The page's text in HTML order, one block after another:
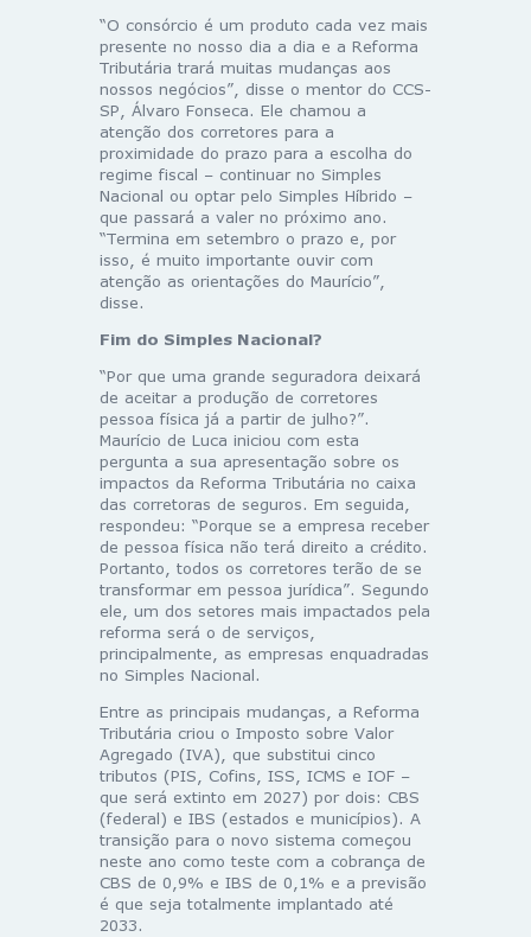
“O consórcio é um produto cada vez mais
presente no nosso dia a dia e a Reforma
Tributária trará muitas mudanças aos
nossos negócios”, disse o mentor do CCS-
SP, Álvaro Fonseca. Ele chamou a
atenção dos corretores para a
proximidade do prazo para a escolha do
regime fiscal – continuar no Simples
Nacional ou optar pelo Simples Híbrido –
que passará a valer no próximo ano.
“Termina em setembro o prazo e, por
isso, é muito importante ouvir com
atenção as orientações do Maurício”,
disse.
Fim do Simples Nacional?
“Por que uma grande seguradora deixará
de aceitar a produção de corretores
pessoa física já a partir de julho?”.
Maurício de Luca iniciou com esta
pergunta a sua apresentação sobre os
impactos da Reforma Tributária no caixa
das corretoras de seguros. Em seguida,
respondeu: “Porque se a empresa receber
de pessoa física não terá direito a crédito.
Portanto, todos os corretores terão de se
transformar em pessoa jurídica”. Segundo
ele, um dos setores mais impactados pela
reforma será o de serviços,
principalmente, as empresas enquadradas
no Simples Nacional.
Entre as principais mudanças, a Reforma
Tributária criou o Imposto sobre Valor
Agregado (IVA), que substitui cinco
tributos (PIS, Cofins, ISS, ICMS e IOF –
que será extinto em 2027) por dois: CBS
(federal) e IBS (estados e municípios). A
transição para o novo sistema começou
neste ano como teste com a cobrança de
CBS de 0,9% e IBS de 0,1% e a previsão
é que seja totalmente implantado até
2033.